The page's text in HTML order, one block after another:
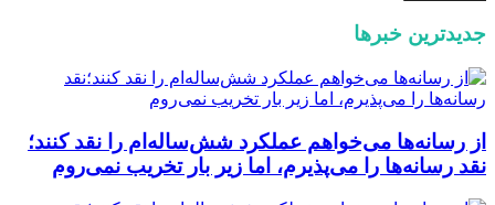
جدیدترین خبرها
از رسانه‌ها می‌خواهم عملکرد شش‌ساله‌ام را نقد کنند؛
نقد رسانه‌ها را می‌پذیرم، اما زیر بار تخریب نمی‌روم